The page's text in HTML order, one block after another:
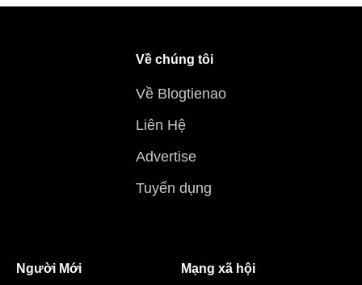
Về chúng tôi
Về Blogtienao
Liên Hệ
Advertise
Tuyển dụng
Người Mới Mạng xã hội